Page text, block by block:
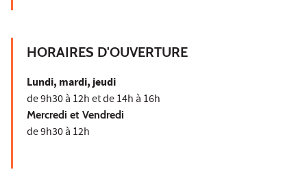
HORAIRES D'OUVERTURE
Lundi, mardi, jeudi
de 9h30 à 12h et de 14h à 16h
Mercredi et Vendredi
de 9h30 à 12h